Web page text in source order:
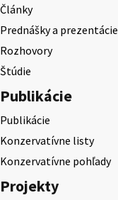
Články
Prednášky a prezentácie
Rozhovory
Štúdie
Publikácie
Publikácie
Konzervatívne listy
Konzervatívne pohľady
Projekty